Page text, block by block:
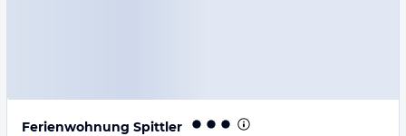
Ferienwohnung Spittler